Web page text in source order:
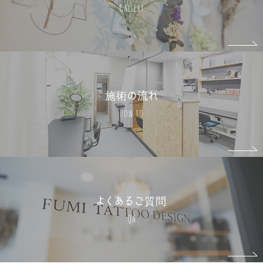
Gallery
施術の流れ
How to
よくあるご質問
QA